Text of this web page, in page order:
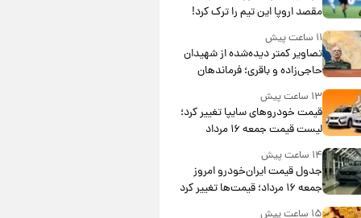
مقصد اروپا این تیم را ترک کرد!
۱۱ ساعت پیش
تصاویر کمتر دیده‌شده از شهیدان
حاجی‌زاده و باقری؛ فرماندهان
شهید هوافضای ایران
۱۳ ساعت پیش
قیمت خودروهای سایپا تغییر کرد؛
لیست قیمت جمعه ۱۶ مرداد
منتشر شد
۱۴ ساعت پیش
جدول قیمت ایران‌خودرو امروز
جمعه ۱۶ مرداد؛ قیمت‌ها تغییر کرد
۱۵ ساعت پیش